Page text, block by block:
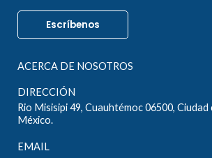
Escríbenos
ACERCA DE NOSOTROS
DIRECCIÓN
Rio Misisipi 49, Cuauhtémoc 06500,
México.
EMAIL